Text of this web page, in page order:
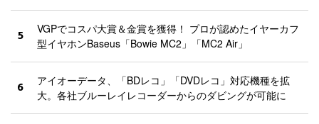
5
VGPでコスパ大賞＆金賞を獲得！ プロが認めたイヤーカフ
型イヤホンBaseus「Bowie MC2」「MC2 Air」
6
アイオーデータ、「BDレコ」「DVDレコ」対応機種を拡
大。各社ブルーレイレコーダーからのダビングが可能に